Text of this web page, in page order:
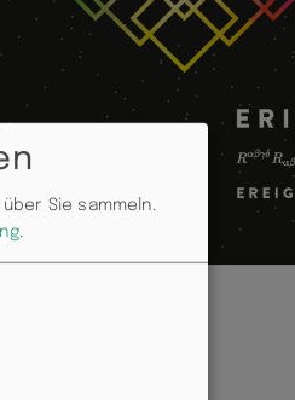
Sie sammeln.